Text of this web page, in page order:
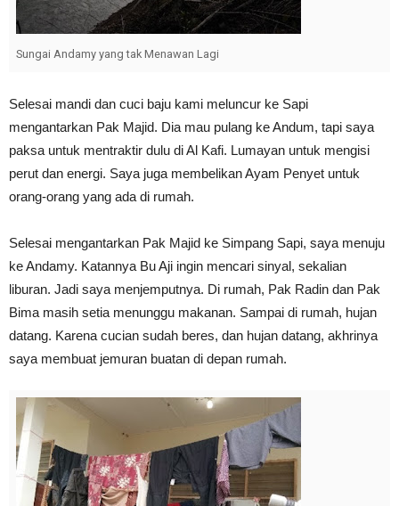
Sungai Andamy yang tak Menawan Lagi
Selesai mandi dan cuci baju kami meluncur ke Sapi
mengantarkan Pak Majid. Dia mau pulang ke Andum, tapi saya
paksa untuk mentraktir dulu di Al Kafi. Lumayan untuk mengisi
perut dan energi. Saya juga membelikan Ayam Penyet untuk
orang-orang yang ada di rumah.
Selesai mengantarkan Pak Majid ke Simpang Sapi, saya menuju
ke Andamy. Katannya Bu Aji ingin mencari sinyal, sekalian
liburan. Jadi saya menjemputnya. Di rumah, Pak Radin dan Pak
Bima masih setia menunggu makanan. Sampai di rumah, hujan
datang. Karena cucian sudah beres, dan hujan datang, akhrinya
saya membuat jemuran buatan di depan rumah.